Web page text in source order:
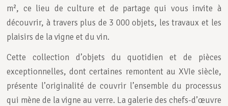
m², ce lieu de culture et de partage qui vous invite à
découvrir, à travers plus de 3 000 objets, les travaux et les
plaisirs de la vigne et du vin.
Cette collection d’objets du quotidien et de pièces
exceptionnelles, dont certaines remontent au XVIe siècle,
présente l’originalité de couvrir l’ensemble du processus
qui mène de la vigne au verre. La galerie des chefs-d’œuvre